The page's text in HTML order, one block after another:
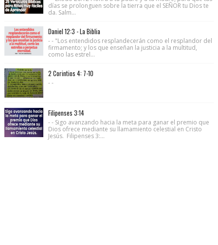
días se prolonguen sobre la tierra que el SEÑOR tu Dios te
da. Salm...
Daniel 12:3 - La Biblia
- - "Los entendidos resplandecerán como el resplandor del
firmamento; y los que enseñan la justicia a la multitud,
como las estrel...
2 Corintios 4: 7-10
- -
Filipenses 3:14
- - Sigo avanzando hacia la meta para ganar el premio que
Dios ofrece mediante su llamamiento celestial en Cristo
Jesús. Filipenses 3:...